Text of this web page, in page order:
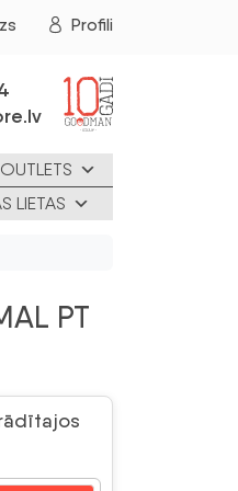
Profili
OUTLETS
LIETAS
PT